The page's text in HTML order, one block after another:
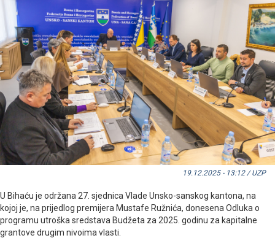
19.12.2025 - 13:12 / UZP
U Bihaću je održana 27. sjednica Vlade Unsko-sanskog kantona, na
kojoj je, na prijedlog premijera Mustafe Ružnića, donesena Odluka o
programu utroška sredstava Budžeta za 2025. godinu za kapitalne
grantove drugim nivoima vlasti.